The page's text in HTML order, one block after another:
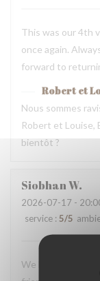
This was our 4th
once again.
forward to
Robert et
Nous sommes
Robert et Louise,
bientôt ?
SiobhanW
2026-07-17 -
service : 5/5
We loved our